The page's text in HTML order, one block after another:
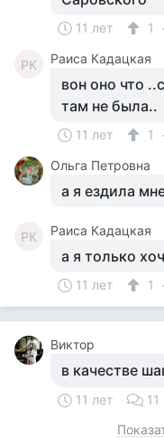
11 лет 1
РК Раиса Кадацкая
вон оно что
там не была..
11 лет
1
Ольга Петровна
а я ездила
РК Раиса Кадацкая
а я только
11 лет 1
Виктор
в качестве
11 лет 11